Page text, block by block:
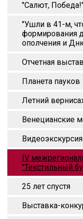
"Салют,
"Ушли в 41-м,
формирования
ополчения и
Отчетная
Планета пауков
Летний
Венецианские
IV
"Текстильный
25 лет спустя
Выставка-